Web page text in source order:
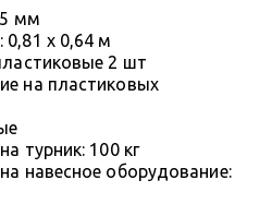
мм
х 0,64 м
2 шт
на пластиковых
турник: 100 кг
навесное оборудование: